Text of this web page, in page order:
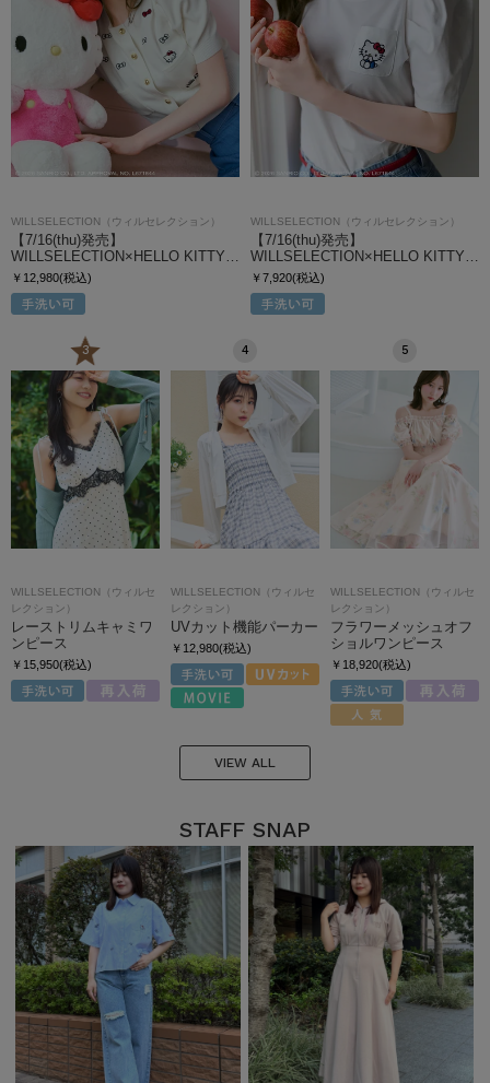
WILLSELECTION（ウィルセレクション）
【7/16(thu)発売】
WILLSELECTION×HELLO KITTY…
￥12,980(税込)
WILLSELECTION（ウィルセレクション）
【7/16(thu)発売】
WILLSELECTION×HELLO KITTY…
￥7,920(税込)
3
WILLSELECTION（ウィルセ
レクション）
レーストリムキャミワ
ンピース
￥15,950(税込)
4
WILLSELECTION（ウィルセ
レクション）
UVカット機能パーカー
￥12,980(税込)
5
WILLSELECTION（ウィルセ
レクション）
フラワーメッシュオフ
ショルワンピース
￥18,920(税込)
VIEW ALL
STAFF SNAP